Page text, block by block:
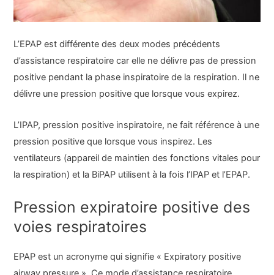
L’EPAP est différente des deux modes précédents
d’assistance respiratoire car elle ne délivre pas de pression
positive pendant la phase inspiratoire de la respiration. Il ne
délivre une pression positive que lorsque vous expirez.
L’IPAP, pression positive inspiratoire, ne fait référence à une
pression positive que lorsque vous inspirez. Les
ventilateurs (appareil de maintien des fonctions vitales pour
la respiration) et la BiPAP utilisent à la fois l’IPAP et l’EPAP.
Pression expiratoire positive des
voies respiratoires
EPAP est un acronyme qui signifie « Expiratory positive